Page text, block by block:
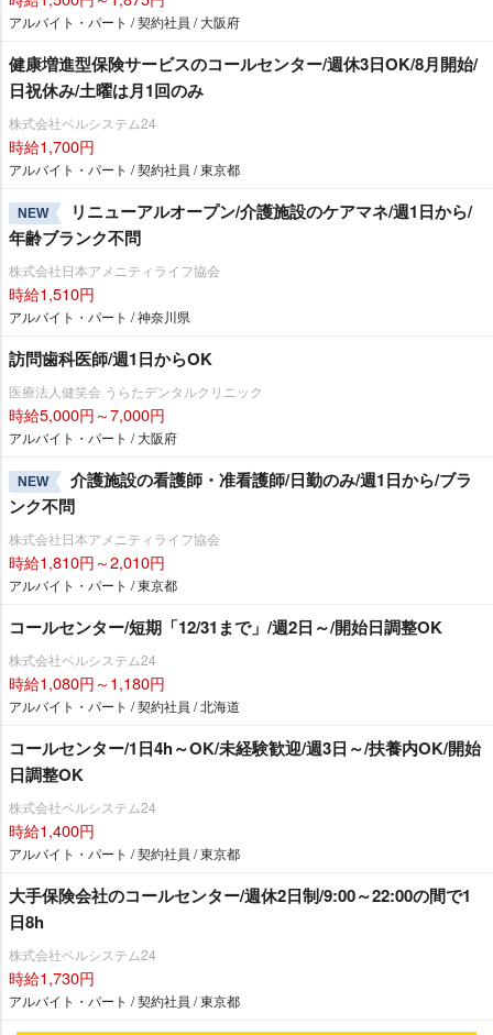
アルバイト・パート / 契約社員 / 大阪府
健康増進型保険サービスのコールセンター/週休3日OK/8月開始/
日祝休み/土曜は月1回のみ
株式会社ベルシステム24
時給1,700円
アルバイト・パート / 契約社員 / 東京都
NEW
リニューアルオープン/介護施設のケアマネ/週1日から/
年齢ブランク不問
株式会社日本アメニティライフ協会
時給1,510円
アルバイト・パート / 神奈川県
訪問歯科医師/週1日からOK
医療法人健笑会 うらたデンタルクリニック
時給5,000円～7,000円
アルバイト・パート / 大阪府
NEW
介護施設の看護師・准看護師/日勤のみ/週1日から/ブラ
ンク不問
株式会社日本アメニティライフ協会
時給1,810円～2,010円
アルバイト・パート / 東京都
コールセンター/短期「12/31まで」/週2日～/開始日調整OK
株式会社ベルシステム24
時給1,080円～1,180円
アルバイト・パート / 契約社員 / 北海道
コールセンター/1日4h～OK/未経験歓迎/週3日～/扶養内OK/開始
日調整OK
株式会社ベルシステム24
時給1,400円
アルバイト・パート / 契約社員 / 東京都
大手保険会社のコールセンター/週休2日制/9:00～22:00の間で1
日8h
株式会社ベルシステム24
時給1,730円
アルバイト・パート / 契約社員 / 東京都